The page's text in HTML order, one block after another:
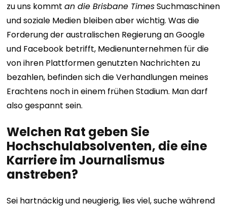
zu uns kommtan die Brisbane TimesSuchmaschinen
und soziale Medien bleiben aber wichtig. Was die
Forderung der australischen Regierung an Google
und Facebook betrifft, Medienunternehmen für die
von ihren Plattformen genutzten Nachrichten zu
bezahlen, befinden sich die Verhandlungen meines
Erachtens noch in einem frühen Stadium. Man darf
also gespannt sein.
Welchen Rat geben Sie
Hochschulabsolventen, die eine
Karriere im Journalismus
anstreben?
Sei hartnäckig und neugierig, lies viel, suche während